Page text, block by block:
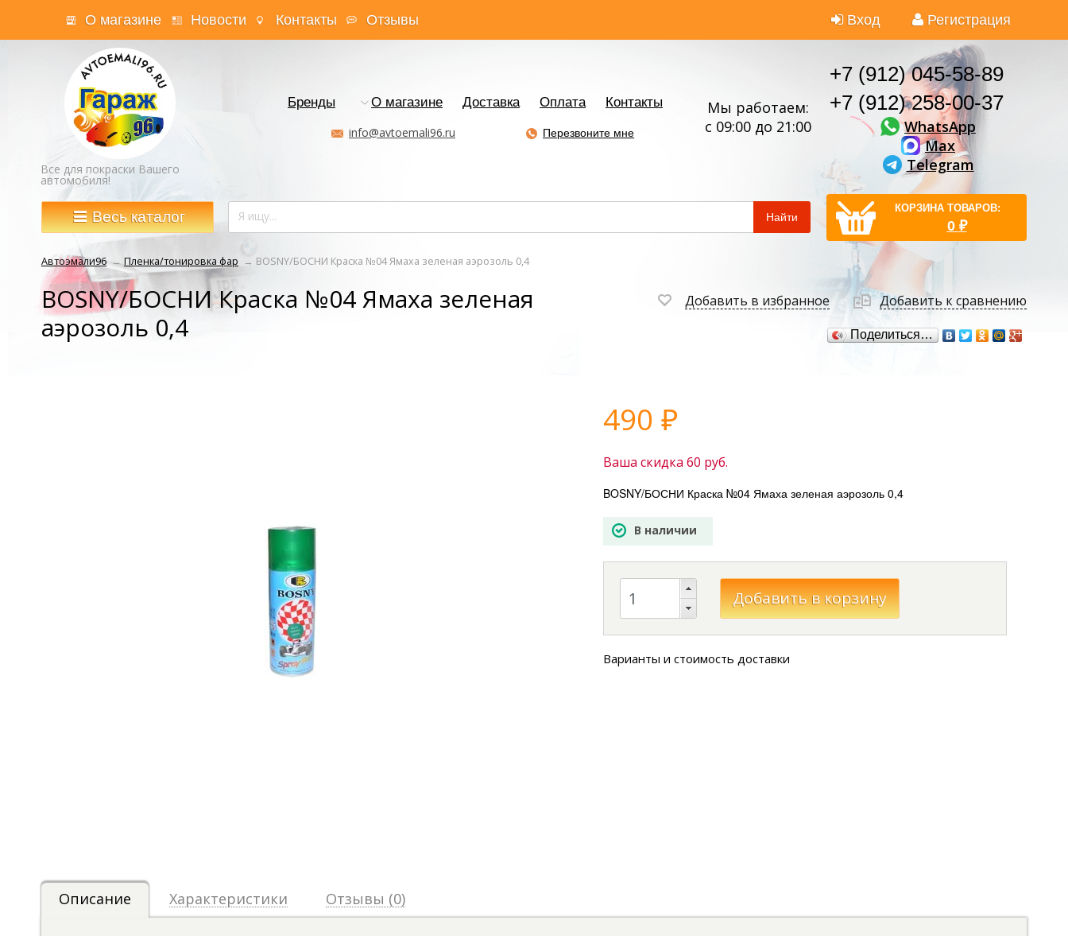
Вход Регистрация
О магазине Новости Контакты Отзывы
Все для покраски Вашего
автомобиля!
Бренды О магазине Доставка Оплата
Контакты
info@avtoemali96.ru
Перезвоните мне
Мы работаем:
с 09:00 до 21:00
+7 (912) 045-58-89
+7 (912) 258-00-37
WhatsApp
Max
Telegram
Весь каталог Найти
КОРЗИНА ТОВАРОВ:
0 ₽
Автоэмали96 →Пленка/тонировка фар → BOSNY/БОСНИ Краска №04 Ямаха зеленая аэрозоль 0,4
BOSNY/БОСНИ Краска №04 Ямаха зеленая
аэрозоль 0,4
Добавить в избранное Добавить к сравнению
Поделиться…
490 ₽
Ваша скидка 60 руб.
BOSNY/БОСНИ Краска №04 Ямаха зеленая аэрозоль 0,4
В наличии
Варианты и стоимость доставки
Описание Характеристики Отзывы (0)